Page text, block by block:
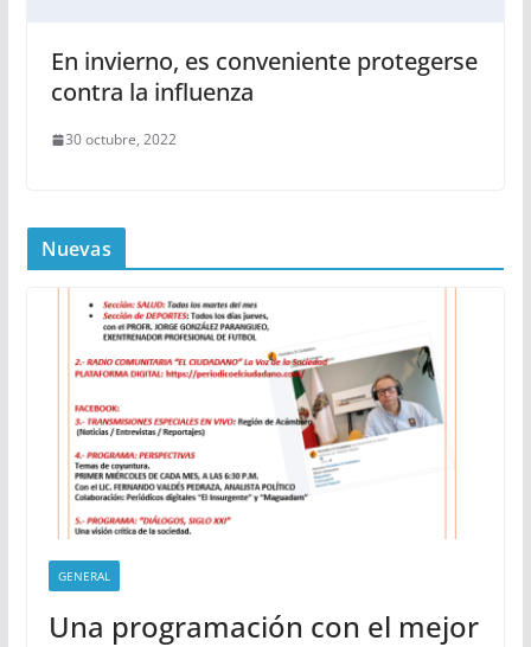
En invierno, es conveniente protegerse
contra la influenza
30 octubre, 2022
Nuevas
GENERAL
Una programación con el mejor